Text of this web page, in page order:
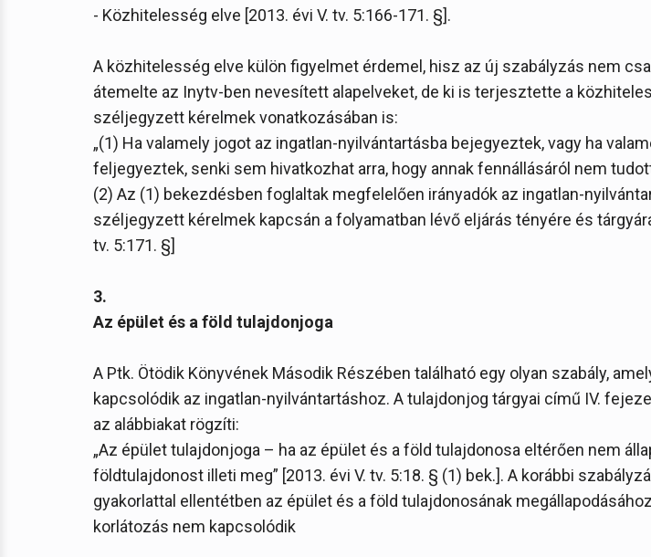
- Közhitelesség elve [2013. évi V. tv. 5:166-171. §].
A közhitelesség elve külön figyelmet érdemel, hisz az új szabályzás nem
átemelte az Inytv-ben nevesített alapelveket, de ki is terjesztette a
széljegyzett kérelmek vonatkozásában is:
„(1) Ha valamely jogot az ingatlan-nyilvántartásba bejegyeztek, vagy ha
feljegyeztek, senki sem hivatkozhat arra, hogy annak fennállásáról nem
(2) Az (1) bekezdésben foglaltak megfelelően irányadók az ingatlan-
széljegyzett kérelmek kapcsán a folyamatban lévő eljárás tényére és tárgyára
tv. 5:171. §]
3.
Az épület és a föld tulajdonjoga
A Ptk. Ötödik Könyvének Második Részében található egy olyan szabály,
kapcsolódik az ingatlan-nyilvántartáshoz. A tulajdonjog tárgyai című IV.
az alábbiakat rögzíti:
„Az épület tulajdonjoga – ha az épület és a föld tulajdonosa eltérően nem
földtulajdonost illeti meg” [2013. évi V. tv. 5:18. § (1) bek.]. A korábbi
gyakorlattal ellentétben az épület és a föld tulajdonosának
korlátozás nem kapcsolódik